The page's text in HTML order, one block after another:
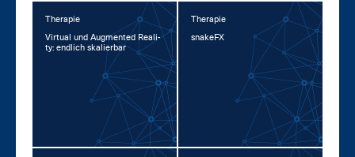
Therapie
Vir­tu­al und Aug­men­ted Rea­li­
ty: end­lich ska­lier­bar
Therapie
snake­FX